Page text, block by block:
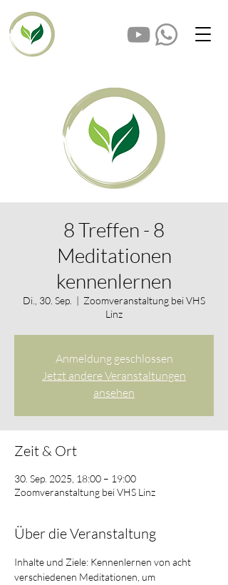
8 Treffen - 8
Meditationen
kennenlernen
Di., 30. Sep.
  |
Zoomveranstaltung bei VHS
Linz
Anmeldung geschlossen
Jetzt andere Veranstaltungen
ansehen
Zeit & Ort
30. Sep. 2025, 18:00 – 19:00
Zoomveranstaltung bei VHS Linz
Über die Veranstaltung
Inhalte und Ziele: Kennenlernen von acht
verschiedenen Meditationen, um